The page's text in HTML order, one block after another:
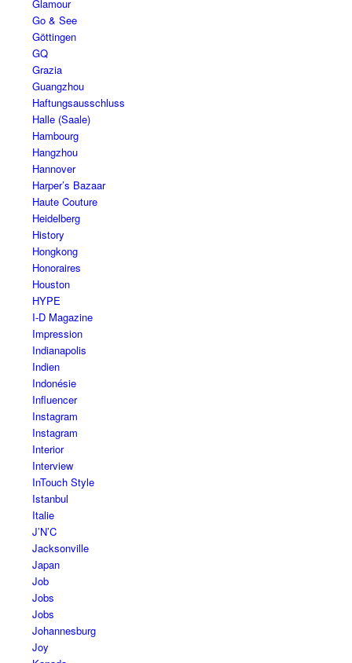
Glamour
Go & See
Göttingen
GQ
Grazia
Guangzhou
Haftungsausschluss
Halle (Saale)
Hambourg
Hangzhou
Hannover
Harper’s Bazaar
Haute Couture
Heidelberg
History
Hongkong
Honoraires
Houston
HYPE
I-D Magazine
Impression
Indianapolis
Indien
Indonésie
Influencer
Instagram
Instagram
Interior
Interview
InTouch Style
Istanbul
Italie
J’N’C
Jacksonville
Japan
Job
Jobs
Jobs
Johannesburg
Joy